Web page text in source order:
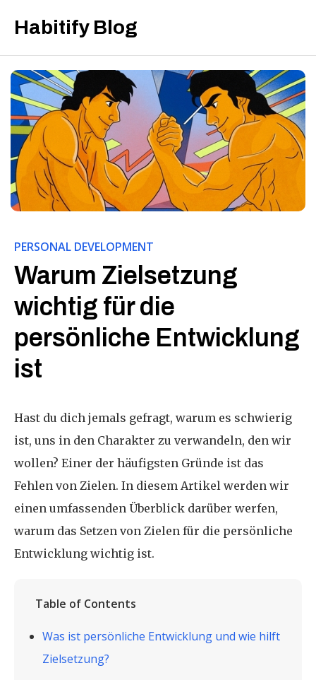
Habitify Blog
PERSONAL DEVELOPMENT
Warum Zielsetzung
wichtig für die
persönliche Entwicklung
ist
Hast du dich jemals gefragt, warum es schwierig
ist, uns in den Charakter zu verwandeln, den wir
wollen? Einer der häufigsten Gründe ist das
Fehlen von Zielen. In diesem Artikel werden wir
einen umfassenden Überblick darüber werfen,
warum das Setzen von Zielen für die persönliche
Entwicklung wichtig ist.
Table of Contents
Was ist persönliche Entwicklung und wie hilft
Zielsetzung?